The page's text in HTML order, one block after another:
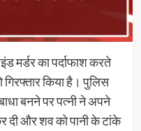
मर्डर का पर्दाफाश करते
किया है। पुलिस
बनने पर पत्नी ने अपने
दी और शव को पानी के टांके